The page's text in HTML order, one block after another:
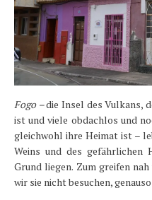
Fogo –die Insel des Vulkans,
ist und viele obdachlos und
gleichwohl ihre Heimat ist –
Weins und des gefährlichen
Grund liegen. Zum greifen
wir sie nicht besuchen,